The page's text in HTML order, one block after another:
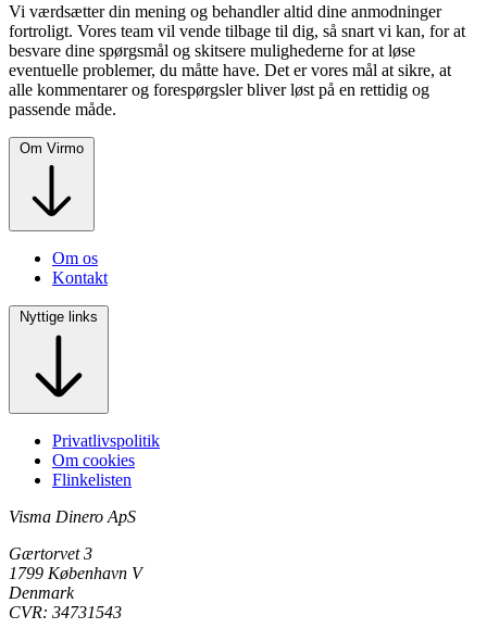
Vi værdsætter din mening og behandler altid dine anmodninger
fortroligt. Vores team vil vende tilbage til dig, så snart vi kan, for at
besvare dine spørgsmål og skitsere mulighederne for at løse
eventuelle problemer, du måtte have. Det er vores mål at sikre, at
alle kommentarer og forespørgsler bliver løst på en rettidig og
passende måde.
Om Virmo
Om os
Kontakt
Nyttige links
Privatlivspolitik
Om cookies
Flinkelisten
Visma Dinero ApS
Gærtorvet 3
1799 København V
Denmark
CVR: 34731543